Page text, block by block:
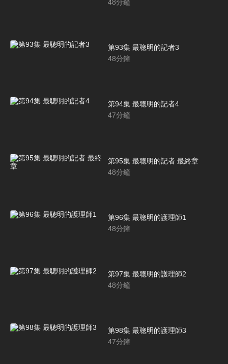
48分鐘
第93集 最聰明的記者3
48分鐘
第94集 最聰明的記者4
47分鐘
第95集 最聰明的記者 最終章
48分鐘
第96集 最聰明的護理師1
48分鐘
第97集 最聰明的護理師2
48分鐘
第98集 最聰明的護理師3
47分鐘